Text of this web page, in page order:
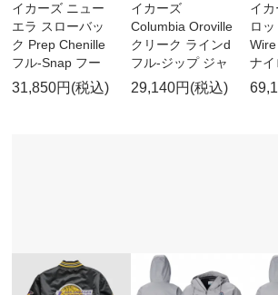
イカーズ ニュー
エラ スローバッ
ク Prep Chenille
フル-Snap フー
31,850円(税込)
イカーズ
Columbia Oroville
クリーク ラインd
フル-ジップ ジャ
29,140円(税込)
イ
ロ
ナイ